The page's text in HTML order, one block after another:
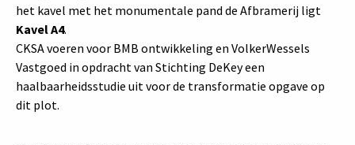
het kavel met het monumentale pand de Afbramerij ligt
Kavel A4.
CKSA voeren voor BMB ontwikkeling en VolkerWessels
Vastgoed in opdracht van Stichting DeKey een
haalbaarheidsstudie uit voor de transformatie opgave op
dit plot.